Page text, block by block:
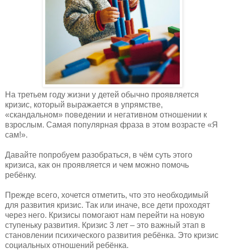
На третьем году жизни у детей обычно проявляется
кризис, который выражается в упрямстве,
«скандальном» поведении и негативном отношении к
взрослым. Самая популярная фраза в этом возрасте «Я
сам!».
Давайте попробуем разобраться, в чём суть этого
кризиса, как он проявляется и чем можно помочь
ребёнку.
Прежде всего, хочется отметить, что это необходимый
для развития кризис. Так или иначе, все дети проходят
через него. Кризисы помогают нам перейти на новую
ступеньку развития. Кризис 3 лет – это важный этап в
становлении психического развития ребёнка. Это кризис
социальных отношений ребёнка.